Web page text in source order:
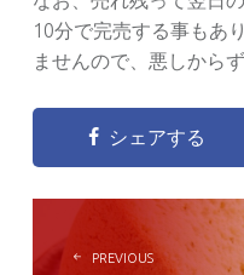
10分で完売する事もあ
ませんので、悪しから
シェアする
POST
PREVIOUS